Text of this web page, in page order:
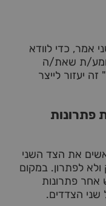
אמר, כדי לוודא
ת שאת/ה
יעזור לייצר
פתרונות
את הצד השני
לפתרון. במקום
פתרונות
הצדדים.